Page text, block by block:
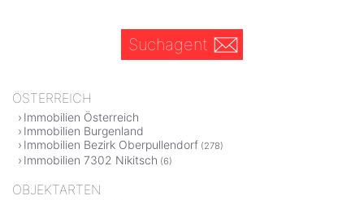
Suchagent
ÖSTERREICH
Immobilien Österreich
Immobilien Burgenland
Immobilien Bezirk Oberpullendorf (278)
Immobilien 7302 Nikitsch (6)
OBJEKTARTEN